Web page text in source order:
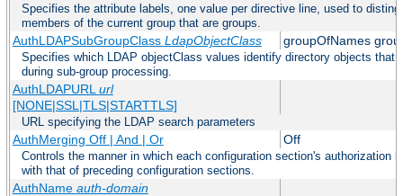
Specifies the attribute labels, one value per directive line, used to
members of the current group that are groups.
AuthLDAPSubGroupClass LdapObjectClass groupOfNames
Specifies which LDAP objectClass values identify directory objects that
during sub-group processing.
AuthLDAPURL url
[NONE|SSL|TLS|STARTTLS]
URL specifying the LDAP search parameters
AuthMerging Off | And | Or Off
Controls the manner in which each configuration section's authorization
with that of preceding configuration sections.
AuthName auth-domain